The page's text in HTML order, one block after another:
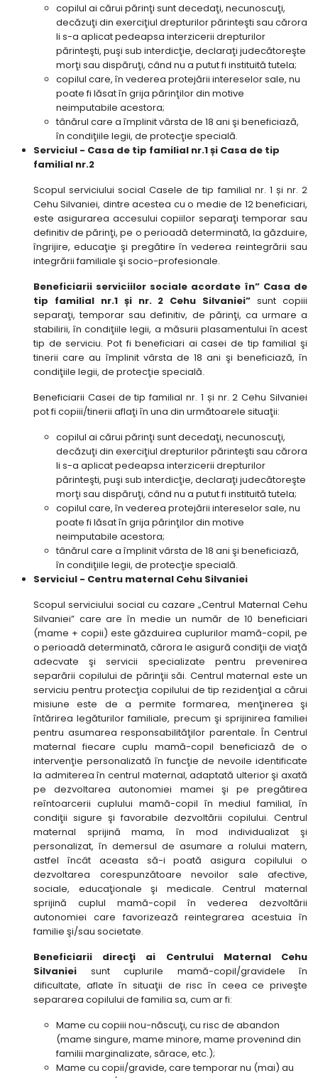
copilul ai cărui părinţi sunt decedaţi, necunoscuţi,
decăzuţi din exerciţiul drepturilor părinteşti sau cărora
li s-a aplicat pedeapsa interzicerii drepturilor
părinteşti, puşi sub interdicţie, declaraţi judecătoreşte
morţi sau dispăruţi, când nu a putut fi instituită tutela;
copilul care, în vederea protejării intereselor sale, nu
poate fi lăsat în grija părinţilor din motive
neimputabile acestora;
tânărul care a împlinit vârsta de 18 ani şi beneficiază,
în condiţiile legii, de protecţie specială.
Serviciul - Casa de tip familial nr.1 și Casa de tip
familial nr.2
Scopul serviciului social Casele de tip familial nr. 1 și nr. 2
Cehu Silvaniei, dintre acestea cu o medie de 12 beneficiari,
este asigurarea accesului copiilor separaţi temporar sau
definitiv de părinţi, pe o perioadă determinată, la găzduire,
îngrijire, educaţie şi pregătire în vederea reintegrării sau
integrării familiale şi socio-profesionale.
Beneficiarii serviciilor sociale acordate în” Casa de
tip familial nr.1 și nr. 2 Cehu Silvaniei” sunt copiii
separaţi, temporar sau definitiv, de părinţi, ca urmare a
stabilirii, în condiţiile legii, a măsurii plasamentului în acest
tip de serviciu. Pot fi beneficiari ai casei de tip familial şi
tinerii care au împlinit vârsta de 18 ani şi beneficiază, în
condiţiile legii, de protecţie specială.
Beneficiarii Casei de tip familial nr. 1 și nr. 2 Cehu Silvaniei
pot fi copiii/tinerii aflaţi în una din următoarele situaţii:
copilul ai cărui părinţi sunt decedaţi, necunoscuţi,
decăzuţi din exerciţiul drepturilor părinteşti sau cărora
li s-a aplicat pedeapsa interzicerii drepturilor
părinteşti, puşi sub interdicţie, declaraţi judecătoreşte
morţi sau dispăruţi, când nu a putut fi instituită tutela;
copilul care, în vederea protejării intereselor sale, nu
poate fi lăsat în grija părinţilor din motive
neimputabile acestora;
tânărul care a împlinit vârsta de 18 ani şi beneficiază,
în condiţiile legii, de protecţie specială.
Serviciul - Centru maternal Cehu Silvaniei
Scopul serviciului social cu cazare „Centrul Maternal Cehu
Silvaniei” care are în medie un număr de 10 beneficiari
(mame + copii) este găzduirea cuplurilor mamă-copil, pe
o perioadă determinată, cărora le asigură condiţii de viaţă
adecvate şi servicii specializate pentru prevenirea
separării copilului de părinţii săi. Centrul maternal este un
serviciu pentru protecţia copilului de tip rezidenţial a cărui
misiune este de a permite formarea, menţinerea şi
întărirea legăturilor familiale, precum şi sprijinirea familiei
pentru asumarea responsabilităţilor parentale. În Centrul
maternal fiecare cuplu mamă-copil beneficiază de o
intervenţie personalizată în funcţie de nevoile identificate
la admiterea în centrul maternal, adaptată ulterior şi axată
pe dezvoltarea autonomiei mamei şi pe pregătirea
reîntoarcerii cuplului mamă-copil în mediul familial, în
condiţii sigure şi favorabile dezvoltării copilului. Centrul
maternal sprijină mama, în mod individualizat şi
personalizat, în demersul de asumare a rolului matern,
astfel încât aceasta să-i poată asigura copilului o
dezvoltarea corespunzătoare nevoilor sale afective,
sociale, educaţionale şi medicale. Centrul maternal
sprijină cuplul mamă-copil în vederea dezvoltării
autonomiei care favorizează reintegrarea acestuia în
familie şi/sau societate.
Beneficiarii direcţi ai Centrului Maternal Cehu
Silvaniei sunt cuplurile mamă-copil/gravidele în
dificultate, aflate în situaţii de risc în ceea ce priveşte
separarea copilului de familia sa, cum ar fi:
Mame cu copiii nou-născuţi, cu risc de abandon
(mame singure, mame minore, mame provenind din
familii marginalizate, sărace, etc.);
Mame cu copii/gravide, care temporar nu (mai) au